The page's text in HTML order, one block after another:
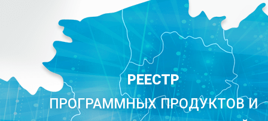
РЕЕСТР
ПРОГРАММНЫХ ПРОДУКТОВ И